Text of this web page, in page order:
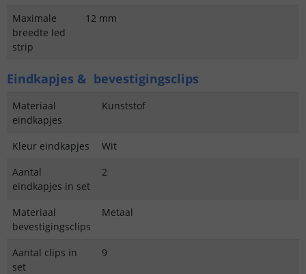
Maximale
breedte led
strip
12 mm
Eindkapjes & bevestigingsclips
Materiaal
eindkapjes
Kunststof
Kleur eindkapjes
Wit
Aantal
eindkapjes in set
2
Materiaal
bevestigingsclips
Metaal
Aantal clips in
set
9